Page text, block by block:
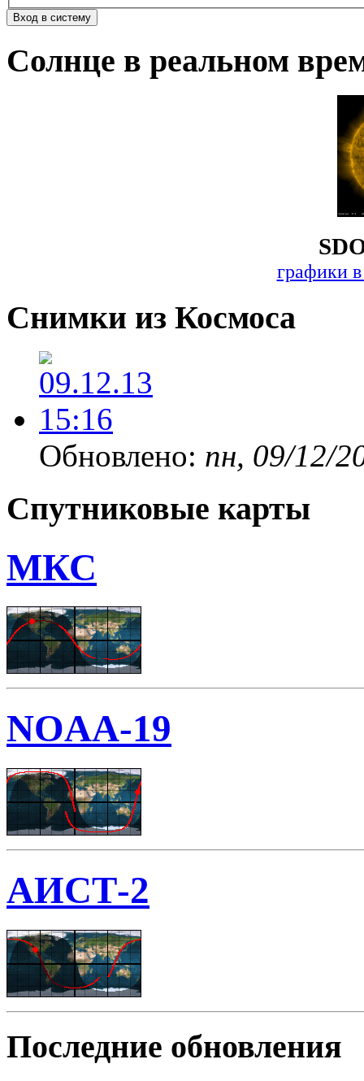
Солнце в реальном
графики
Снимки из Космоса
Обновлено: пн, 09/12/
Спутниковые карты
МКС
NOAA-19
АИСТ-2
Последние обновления